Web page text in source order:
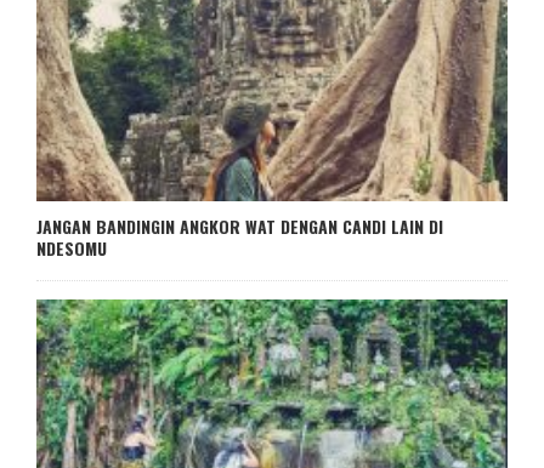
JANGAN BANDINGIN ANGKOR WAT DENGAN CANDI LAIN DI
NDESOMU